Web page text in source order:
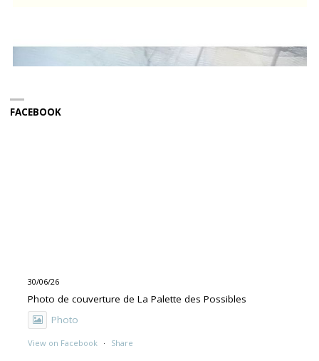
FACEBOOK
30/06/26
Photo de couverture de La Palette des Possibles
Photo
View on Facebook · Share